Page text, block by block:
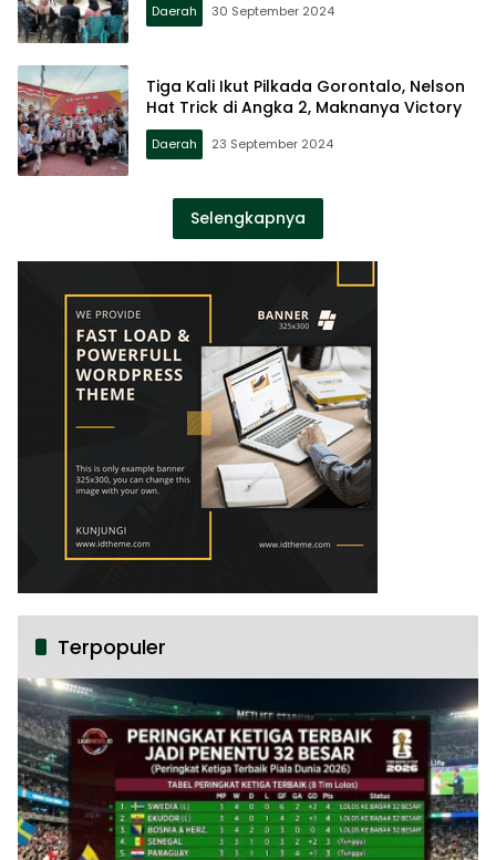
Daerah 30 September 2024
Tiga Kali Ikut Pilkada Gorontalo, Nelson
Hat Trick di Angka 2, Maknanya Victory
Daerah 23 September 2024
Selengkapnya
Terpopuler